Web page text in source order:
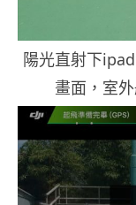
陽光直射下
畫面，室